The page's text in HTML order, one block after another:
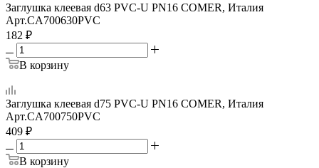
Заглушка клеевая d63 PVC-U PN16 COMER, Италия
Арт.CA700630PVC
182 ₽
В корзину
Заглушка клеевая d75 PVC-U PN16 COMER, Италия
Арт.CA700750PVC
409 ₽
В корзину